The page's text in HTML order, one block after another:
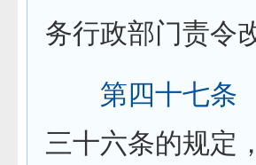
务行政部门责令
第四十七条
三十六条的规定